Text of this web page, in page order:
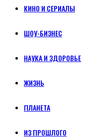
КИНО И СЕРИАЛЫ
ШОУ-БИЗНЕС
НАУКА И ЗДОРОВЬЕ
ЖИЗНЬ
ПЛАНЕТА
ИЗ ПРОШЛОГО